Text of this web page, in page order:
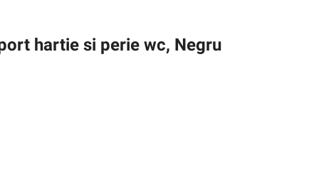
hartie si perie wc, Negru